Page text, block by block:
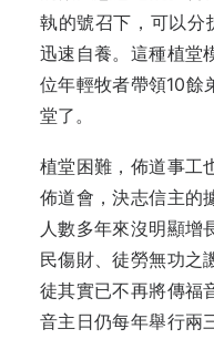
執的號召下，可以分
迅速自養。這種植堂
位年輕牧者帶領10餘
堂了。
植堂困難，佈道事工
佈道會，決志信主的
人數多年來沒明顯增
民傷財、徒勞無功之
徒其實已不再將傳福
音主日仍每年舉行兩